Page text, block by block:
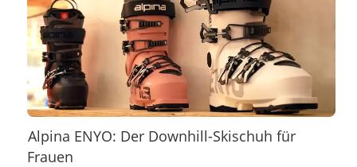
Alpina ENYO: Der Downhill-Skischuh für
Frauen